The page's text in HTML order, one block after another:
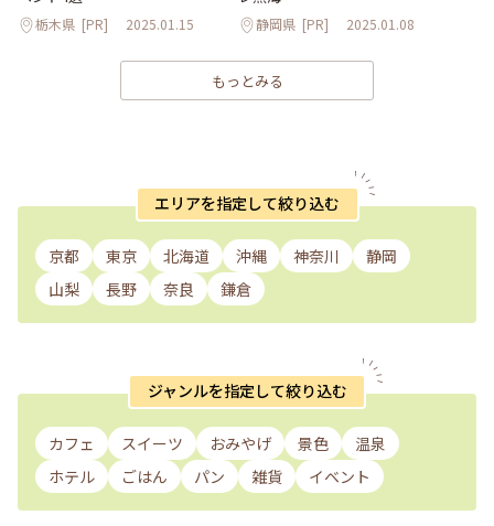
栃木県 [PR] 2025.01.15 静岡県 [PR] 2025.01.08
もっとみる
エリアを指定して絞り込む
京都 東京 北海道 沖縄 神奈川
静岡
山梨
長野 奈良 鎌倉
ジャンルを指定して絞り込む
カフェ スイーツ おみやげ 景色
温泉
ホテル
ごはん パン 雑貨 イベント